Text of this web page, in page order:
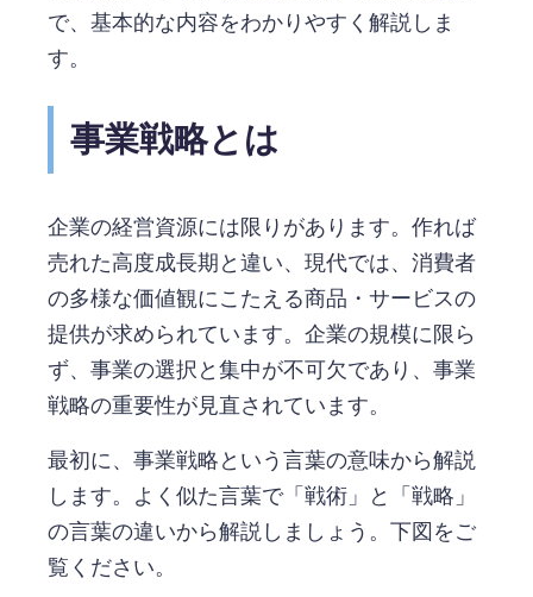
で、基本的な内容をわかりやすく解説しま
す。
事業戦略とは
企業の経営資源には限りがあります。作れば
売れた高度成長期と違い、現代では、消費者
の多様な価値観にこたえる商品・サービスの
提供が求められています。企業の規模に限ら
ず、事業の選択と集中が不可欠であり、事業
戦略の重要性が見直されています。
最初に、事業戦略という言葉の意味から解説
します。よく似た言葉で「戦術」と「戦略」
の言葉の違いから解説しましょう。下図をご
覧ください。